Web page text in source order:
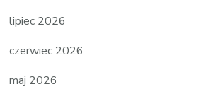
lipiec 2026
czerwiec 2026
maj 2026